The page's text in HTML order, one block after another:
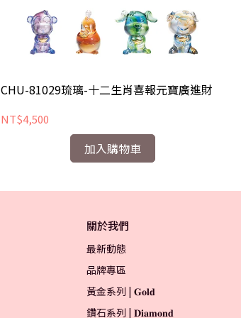
CHU-81029琉璃-十二生肖喜報元寶廣進財
NT$4,500
加入購物車
關於我們
最新動態
品牌專區
黃金系列 | 𝐆𝐨𝐥𝐝
鑽石系列 | 𝐃𝐢𝐚𝐦𝐨𝐧𝐝